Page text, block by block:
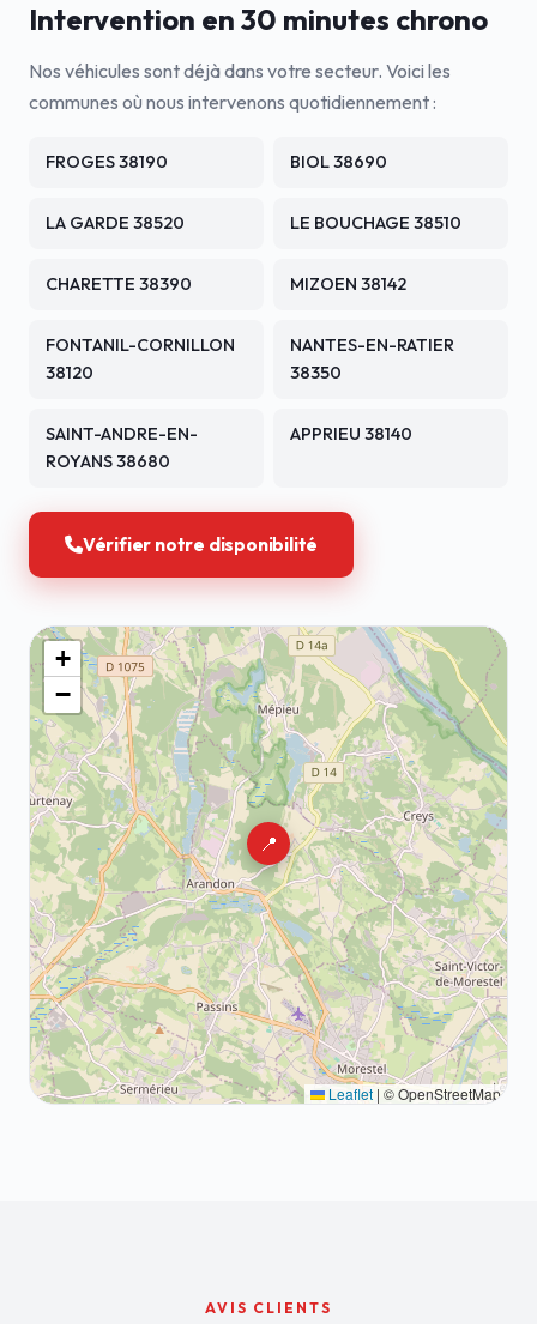
Intervention en 30 minutes chrono
Nos véhicules sont déjà dans votre secteur. Voici les
communes où nous intervenons quotidiennement :
FROGES 38190 BIOL 38690
LA GARDE 38520 LE BOUCHAGE 38510
CHARETTE 38390 MIZOEN 38142
FONTANIL-CORNILLON
38120
NANTES-EN-RATIER
38350
SAINT-ANDRE-EN-
ROYANS 38680
APPRIEU 38140
Vérifier notre disponibilité
📍
+
−
Leaflet | © OpenStreetMap
AVIS CLIENTS